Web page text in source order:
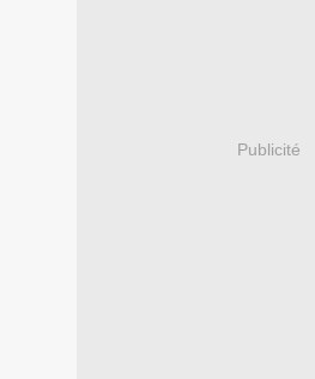
Publicité